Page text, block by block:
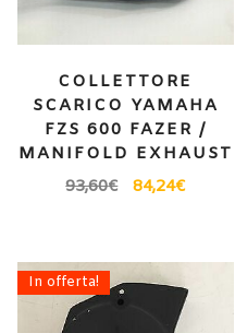
COLLETTORE
SCARICO YAMAHA
FZS 600 FAZER /
MANIFOLD EXHAUST
93,60€ 84,24€
In offerta!